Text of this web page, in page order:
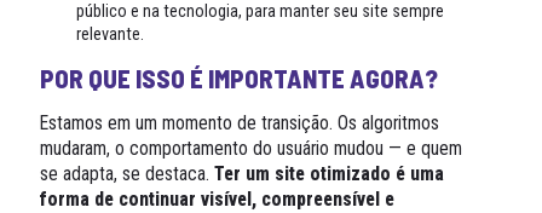
público e na tecnologia, para manter seu site sempre
relevante.
POR QUE ISSO É IMPORTANTE AGORA?
Estamos em um momento de transição. Os algoritmos
mudaram, o comportamento do usuário mudou — e quem
se adapta, se destaca. Ter um site otimizado é uma
forma de continuar visível, compreensível e